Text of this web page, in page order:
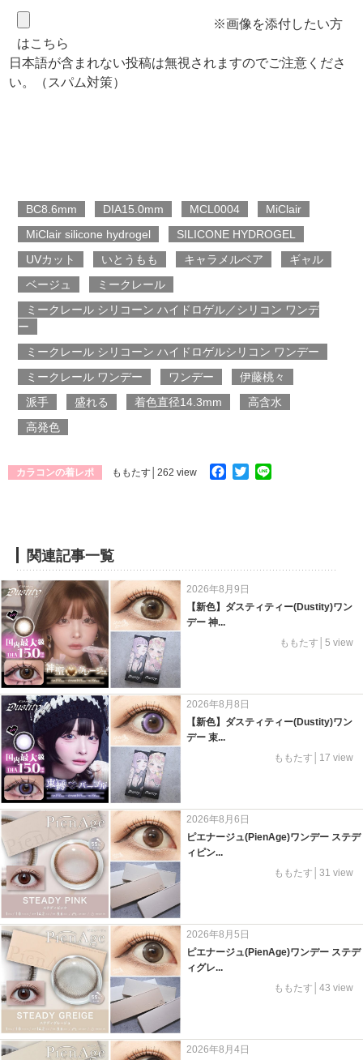
※画像を添付したい方
はこちら
日本語が含まれない投稿は無視されますのでご注意くださ
い。（スパム対策）
BC8.6mm DIA15.0mm MCL0004
MiClair
MiClair silicone hydrogel
SILICONE HYDROGEL
UVカット
いとうもも キャラメルベア
ギャル
ベージュ
ミークレール
ミークレール シリコーン ハイドロゲル／シリコン ワンデ
ー
ミークレール シリコーン ハイドロゲルシリコン ワンデー
ミークレール ワンデー
ワンデー
伊藤桃々
派手
盛れる 着色直径14.3mm
高含水
高発色
カラコンの着レポ ももたす │262 view Facebook
Twitter
関連記事一覧
2026年8月9日
【新色】ダスティティー(Dustity)ワン
デー 神...
ももたす│5 view
2026年8月8日
【新色】ダスティティー(Dustity)ワン
デー 束...
ももたす│17 view
2026年8月6日
ピエナージュ(PienAge)ワンデー ステデ
ィピン...
ももたす│31 view
2026年8月5日
ピエナージュ(PienAge)ワンデー ステデ
ィグレ...
ももたす│43 view
2026年8月4日